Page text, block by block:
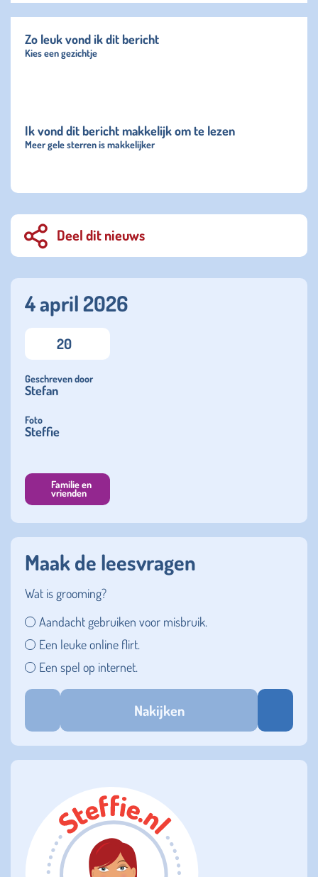
Zo leuk vond ik dit bericht
Kies een gezichtje
Ik vond dit bericht makkelijk om te lezen
Meer gele sterren is makkelijker
Deel dit nieuws
4 april 2026
20
Geschreven door
Stefan
Foto
Steffie
Familie en
vrienden
Maak de leesvragen
Wat is grooming?
Aandacht gebruiken voor misbruik.
Een leuke online flirt.
Een spel op internet.
Nakijken